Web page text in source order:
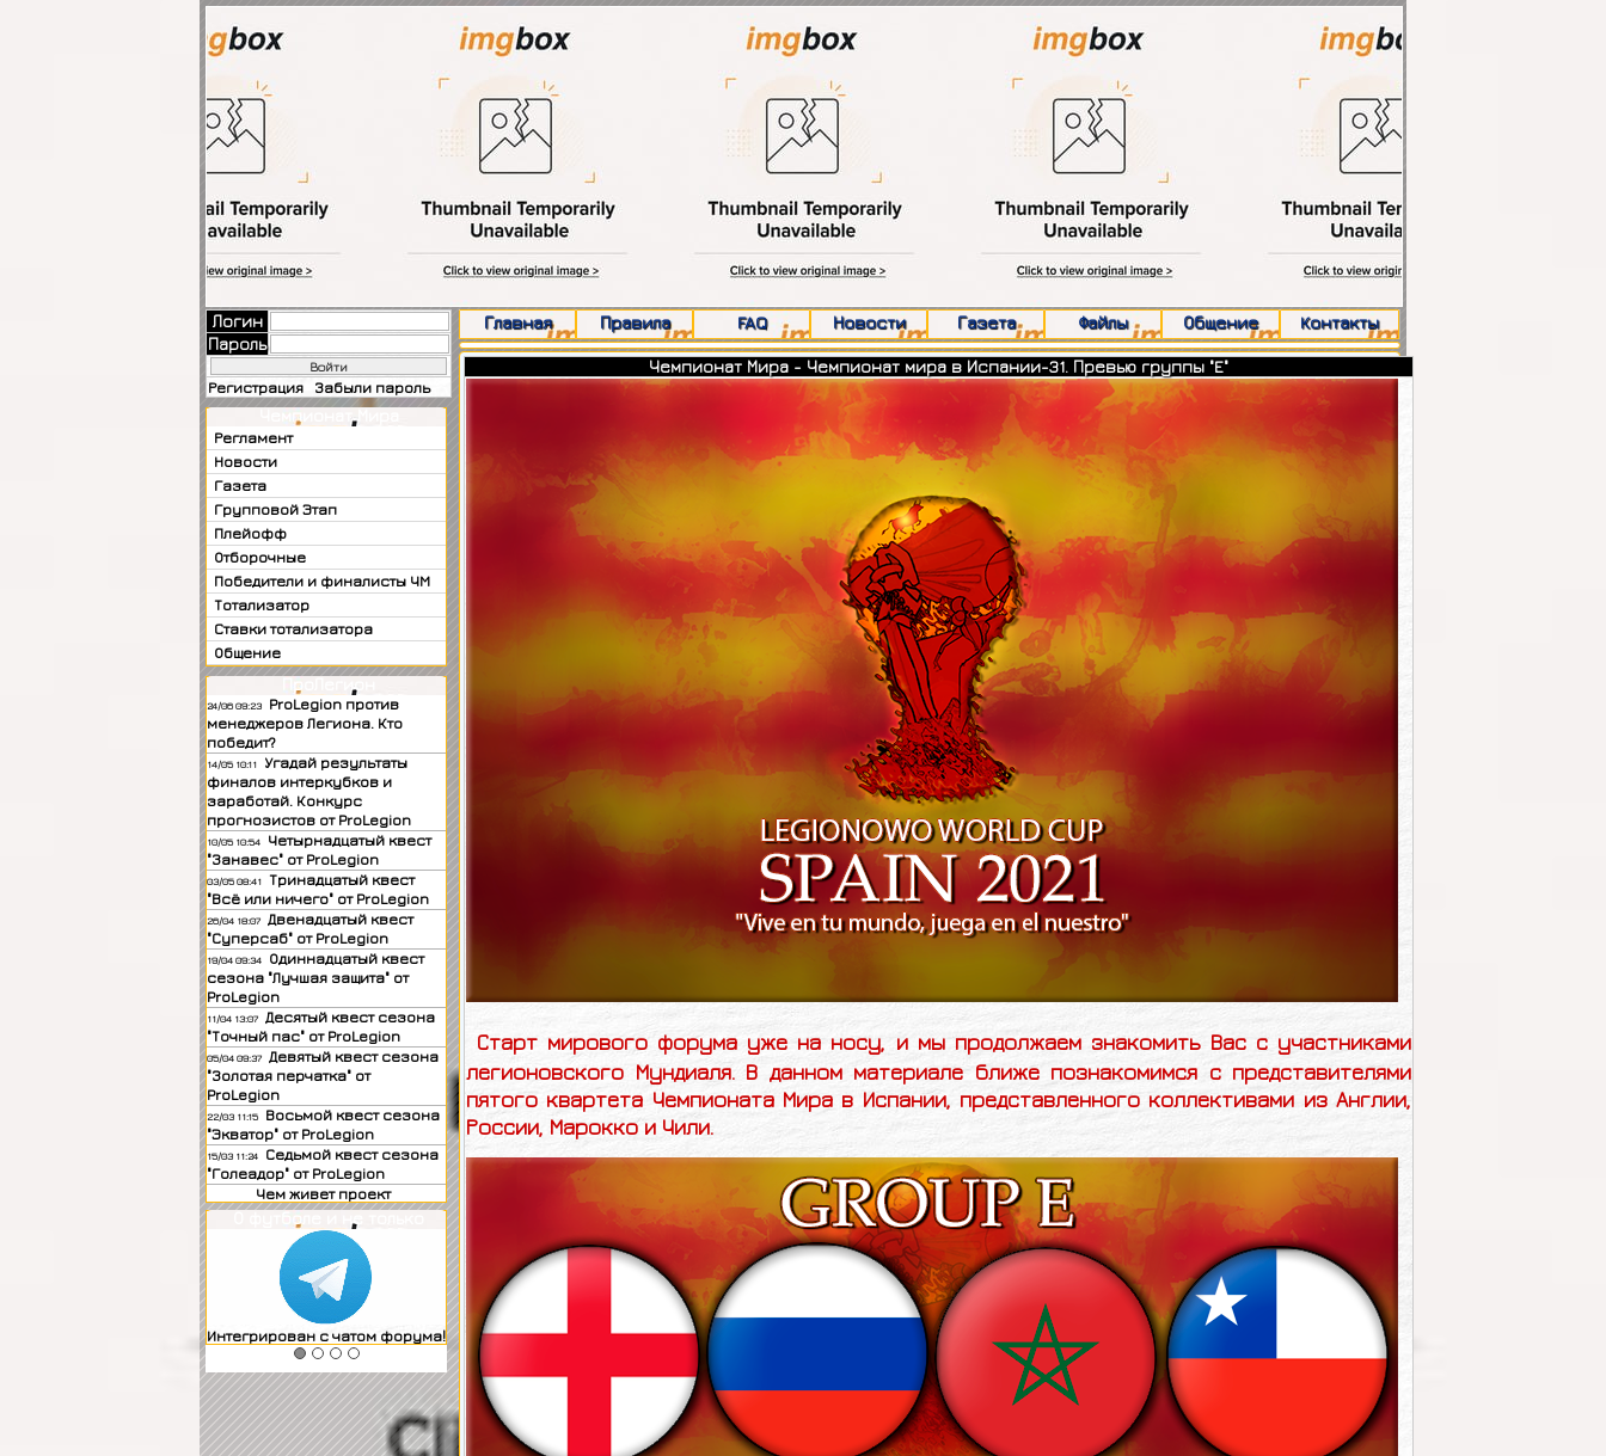
Логин
Пароль
Регистрация Забыли пароль
Чемпионат Мира
Регламент
Новости
Газета
Групповой Этап
Плейофф
Отборочные
Победители и финалисты ЧМ
Тотализатор
Ставки тотализатора
Общение
ПроЛегион
24/06 09:23
ProLegion против
менеджеров Легиона. Кто
победит?
14/05 10:11
Угадай результаты
финалов интеркубков и
заработай. Конкурс
прогнозистов от ProLegion
10/05 10:54
Четырнадцатый квест
"Занавес" от ProLegion
03/05 08:41 Тринадцатый квест
"Всё или ничего" от ProLegion
26/04 18:07
Двенадцатый квест
"Суперсаб" от ProLegion
19/04 09:34
Одиннадцатый квест
сезона "Лучшая защита" от
ProLegion
11/04 13:07
Десятый квест сезона
"Точный пас" от ProLegion
05/04 09:37
Девятый квест сезона
"Золотая перчатка" от
ProLegion
22/03 11:15
Восьмой квест сезона
"Экватор" от ProLegion
15/03 11:24
Седьмой квест сезона
"Голеадор" от ProLegion
Чем живет проект
О футболе и не только
Интегрирован с чатом форума!
Главная Правила FAQ Новости Газета Файлы Общение Контакты
Чемпионат Мира - Чемпионат мира в Испании-31. Превью группы "E"
Старт мирового форума уже на носу, и мы продолжаем знакомить Вас с участниками
легионовского Мундиаля. В данном материале ближе познакомимся с представителями
пятого квартета Чемпионата Мира в Испании, представленного коллективами из Англии,
России, Марокко и Чили.